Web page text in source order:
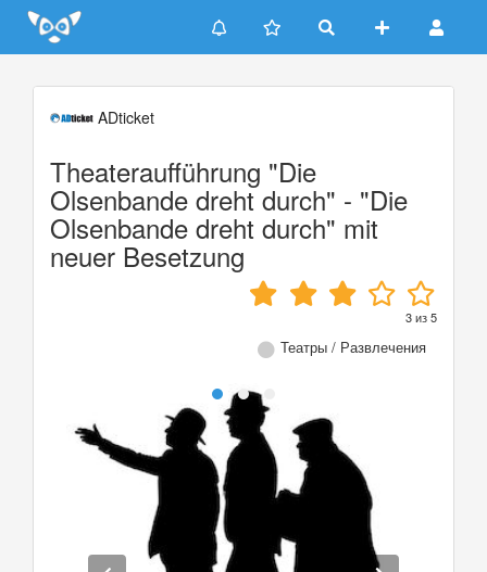
Update cookies preferences
ADticket
Theateraufführung "Die
Olsenbande dreht durch" - "Die
Olsenbande dreht durch" mit
neuer Besetzung
3из5
Театры / Развлечения